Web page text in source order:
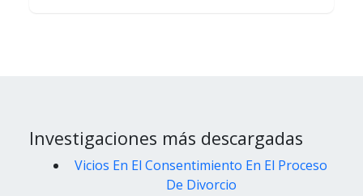
Investigaciones más descargadas
Vicios En El Consentimiento En El Proceso
De Divorcio